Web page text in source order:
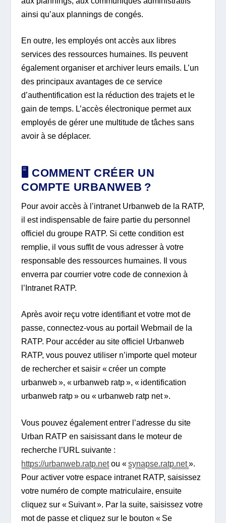
ainsi qu’aux plannings de congés.
En outre, les employés ont accès aux libres
services des ressources humaines. Ils peuvent
également organiser et archiver leurs emails. L’un
des principaux avantages de ce service
d’authentification est la réduction des trajets et le
gain de temps. L’accès électronique permet aux
employés de gérer une multitude de tâches sans
avoir à se déplacer.
🖥️ COMMENT CRÉER UN
COMPTE URBANWEB ?
Pour avoir accès à l’intranet Urbanweb de la RATP,
il est indispensable de faire partie du personnel
officiel du groupe RATP. Si cette condition est
remplie, il vous suffit de vous adresser à votre
responsable des ressources humaines. Il vous
enverra par courrier votre code de connexion à
l’Intranet RATP.
Après avoir reçu votre identifiant et votre mot de
passe, connectez-vous au portail Webmail de la
RATP. Pour accéder au site officiel Urbanweb
RATP, vous pouvez utiliser n’importe quel moteur
de rechercher et saisir « créer un compte
urbanweb », « urbanweb ratp », « identification
urbanweb ratp » ou « urbanweb ratp net ».
Vous pouvez également entrer l’adresse du site
Urban RATP en saisissant dans le moteur de
recherche l’URL suivante :
https://urbanweb.ratp.netou «synapse.ratp.net».
Pour activer votre espace intranet RATP, saisissez
votre numéro de compte matriculaire, ensuite
cliquez sur « Suivant ». Par la suite, saisissez votre
mot de passe et cliquez sur le bouton « Se